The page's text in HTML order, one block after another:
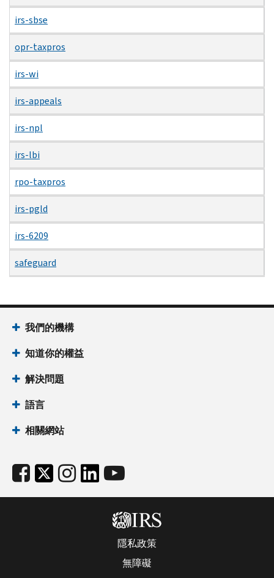
irs-sbse
opr-taxpros
irs-wi
irs-appeals
irs-npl
irs-lbi
rpo-taxpros
irs-pgld
irs-6209
safeguard
我們的機構
知道你的權益
解決問題
語言
相關網站
隱私政策
無障礙